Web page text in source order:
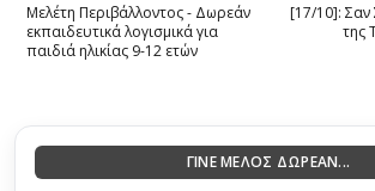
[17/10]:
της
Μελέτη Περιβάλλοντος - Δωρεάν
εκπαιδευτικά λογισμικά για
παιδιά ηλικίας 9-12 ετών
ΓΙΝΕ ΜΕΛΟΣ ΔΩΡΕΑΝ...